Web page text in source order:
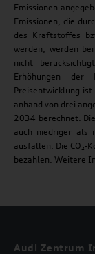
Emissionen
Emissionen, die
des Kraftstoffes
werden, werden
nicht
Erhöhungen der
Preisentwicklung
anhand von drei
2034 berechnet.
auch niedriger als
ausfallen. Die CO₂-
bezahlen. Weitere
Audi Zentrum